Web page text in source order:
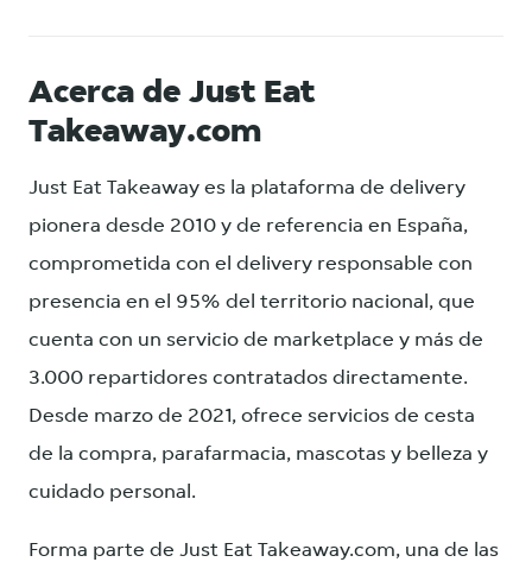
Acerca de Just Eat
Takeaway.com
Just Eat Takeaway es la plataforma de delivery
pionera desde 2010 y de referencia en España,
comprometida con el delivery responsable con
presencia en el 95% del territorio nacional, que
cuenta con un servicio de marketplace y más de
3.000 repartidores contratados directamente.
Desde marzo de 2021, ofrece servicios de cesta
de la compra, parafarmacia, mascotas y belleza y
cuidado personal.
Forma parte de Just Eat Takeaway.com, una de las